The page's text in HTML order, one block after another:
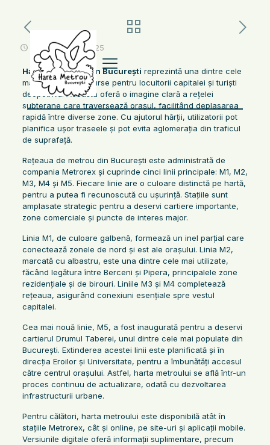
octombrie 26, 2025
Harta Metroului din București reprezintă una dintre cele
mai importante resurse pentru locuitorii capitalei și turiști
deopotrivă. Aceasta oferă o imagine clară a rețelei
subterane care traversează orașul, facilitând deplasarea
rapidă între diverse zone. Cu ajutorul hărții, utilizatorii pot
planifica ușor traseele și pot evita aglomerația din traficul
de suprafață.
Rețeaua de metrou din București este administrată de
compania Metrorex și cuprinde cinci linii principale: M1, M2,
M3, M4 și M5. Fiecare linie are o culoare distinctă pe hartă,
pentru a putea fi recunoscută cu ușurință. Stațiile sunt
amplasate strategic pentru a deservi cartiere importante,
zone comerciale și puncte de interes major.
Linia M1, de culoare galbenă, formează un inel parțial care
conectează zonele de nord și est ale orașului. Linia M2,
marcată cu albastru, este una dintre cele mai utilizate,
făcând legătura între Berceni și Pipera, principalele zone
rezidențiale și de birouri. Liniile M3 și M4 completează
rețeaua, asigurând conexiuni esențiale spre vestul
capitalei.
Cea mai nouă linie, M5, a fost inaugurată pentru a deservi
cartierul Drumul Taberei, unul dintre cele mai populate din
București. Extinderea acestei linii este planificată și în
direcția Eroilor și Universitate, pentru a îmbunătăți accesul
către centrul orașului. Astfel, harta metroului se află într-un
proces continuu de actualizare, odată cu dezvoltarea
infrastructurii urbane.
Pentru călători, harta metroului este disponibilă atât în
stațiile Metrorex, cât și online, pe site-uri și aplicații mobile.
Versiunile digitale oferă informații suplimentare, precum